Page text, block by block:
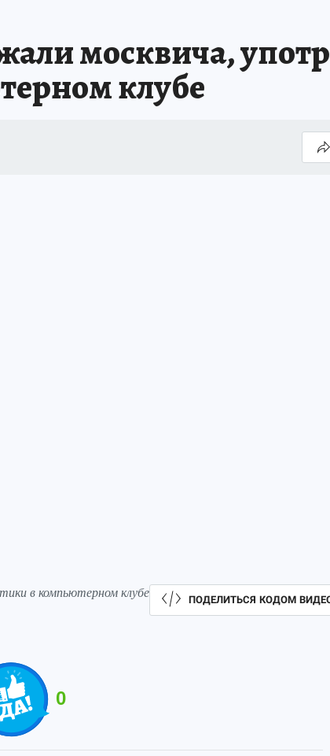
москвича,
клубе
в компьютерном клубе ПОДЕЛИТЬСЯ КОДОМ
0